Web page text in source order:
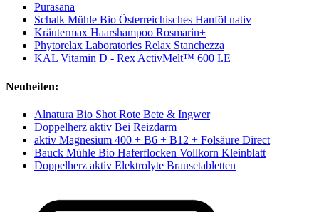
Purasana
Schalk Mühle Bio Österreichisches Hanföl nativ
Kräutermax Haarshampoo Rosmarin+
Phytorelax Laboratories Relax Stanchezza
KAL Vitamin D - Rex ActivMelt™ 600 I.E
Neuheiten:
Alnatura Bio Shot Rote Bete & Ingwer
Doppelherz aktiv Bei Reizdarm
aktiv Magnesium 400 + B6 + B12 + Folsäure Direct
Bauck Mühle Bio Haferflocken Vollkorn Kleinblatt
Doppelherz aktiv Elektrolyte Brausetabletten